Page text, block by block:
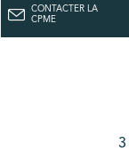
CONTACTER LA
CPME
3